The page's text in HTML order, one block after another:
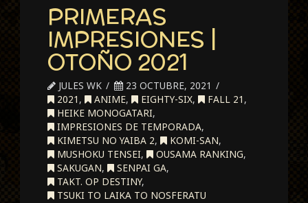
PRIMERAS
IMPRESIONES |
OTOÑO 2021
JULES WK
23 OCTUBRE, 2021
2021 , ANIME, EIGHTY-SIX, FALL 21 ,
HEIKE MONOGATARI,
IMPRESIONES DE TEMPORADA,
KIMETSU NO YAIBA 2, KOMI-SAN,
MUSHOKU TENSEI, OUSAMA RANKING,
SAKUGAN, SENPAI GA,
TAKT. OP DESTINY,
TSUKI TO LAIKA TO NOSFERATU